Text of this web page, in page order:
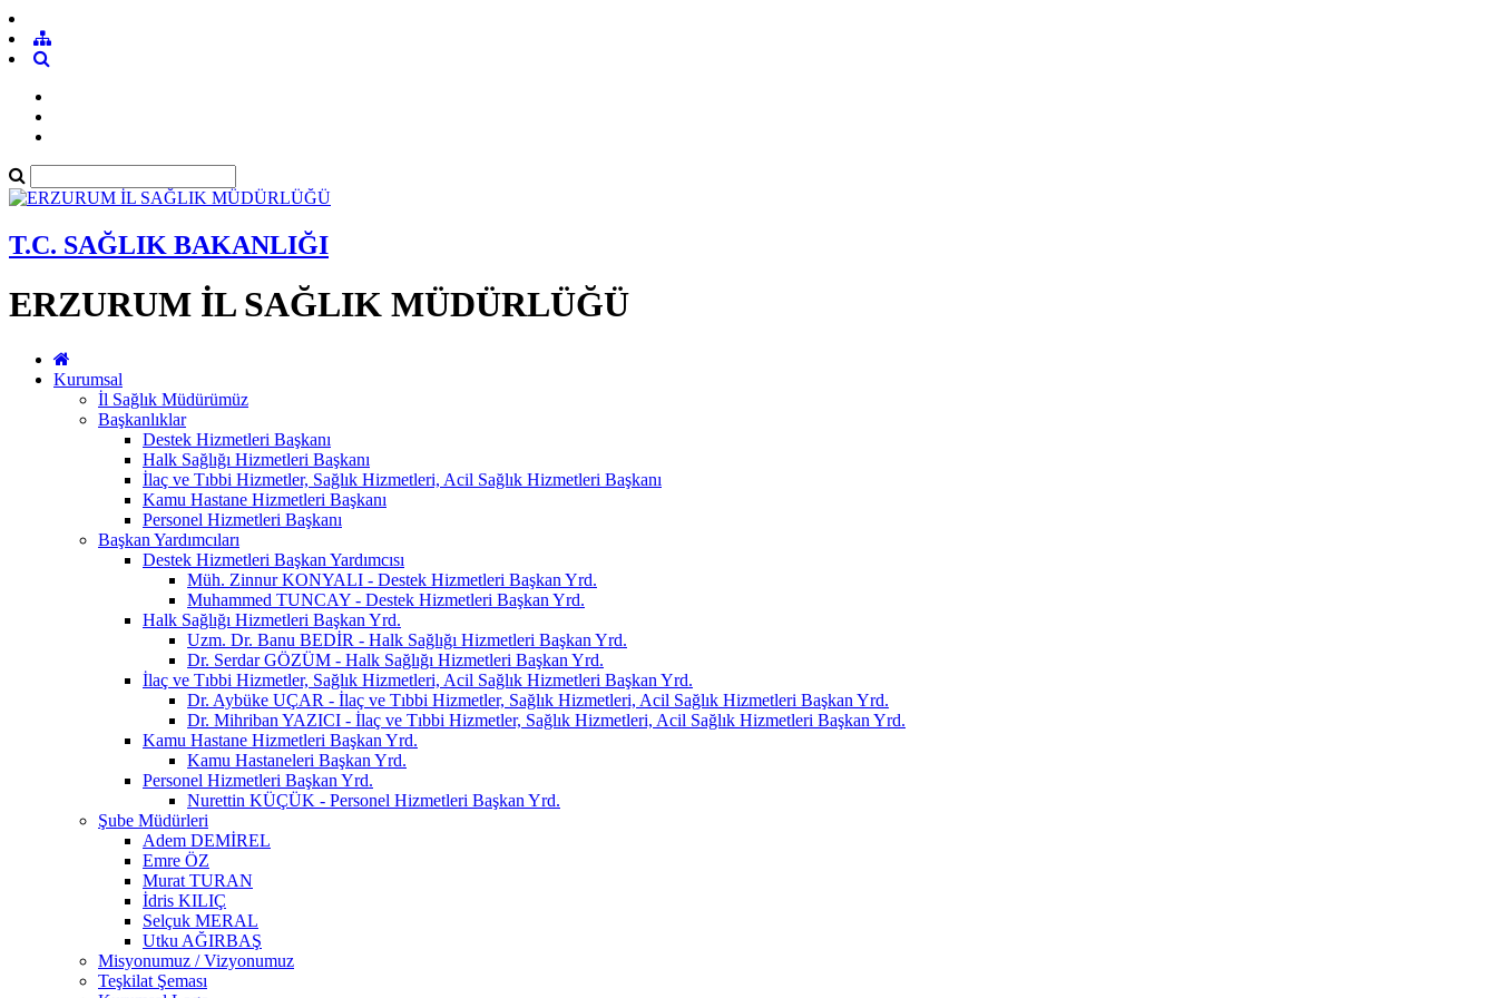
T.C. SAĞLIK BAKANLIĞI
ERZURUM İL SAĞLIK MÜDÜRLÜĞÜ
Kurumsal
İl Sağlık Müdürümüz
Başkanlıklar
Destek Hizmetleri Başkanı
Halk Sağlığı Hizmetleri Başkanı
İlaç ve Tıbbi Hizmetler, Sağlık Hizmetleri, Acil Sağlık Hizmetleri Başkanı
Kamu Hastane Hizmetleri Başkanı
Personel Hizmetleri Başkanı
Başkan Yardımcıları
Destek Hizmetleri Başkan Yardımcısı
Müh. Zinnur KONYALI - Destek Hizmetleri Başkan Yrd.
Muhammed TUNCAY - Destek Hizmetleri Başkan Yrd.
Halk Sağlığı Hizmetleri Başkan Yrd.
Uzm. Dr. Banu BEDİR - Halk Sağlığı Hizmetleri Başkan Yrd.
Dr. Serdar GÖZÜM - Halk Sağlığı Hizmetleri Başkan Yrd.
İlaç ve Tıbbi Hizmetler, Sağlık Hizmetleri, Acil Sağlık Hizmetleri Başkan Yrd.
Dr. Aybüke UÇAR - İlaç ve Tıbbi Hizmetler, Sağlık Hizmetleri, Acil Sağlık Hizmetleri Başkan Yrd.
Dr. Mihriban YAZICI - İlaç ve Tıbbi Hizmetler, Sağlık Hizmetleri, Acil Sağlık Hizmetleri Başkan Yrd.
Kamu Hastane Hizmetleri Başkan Yrd.
Kamu Hastaneleri Başkan Yrd.
Personel Hizmetleri Başkan Yrd.
Nurettin KÜÇÜK - Personel Hizmetleri Başkan Yrd.
Şube Müdürleri
Adem DEMİREL
Emre ÖZ
Murat TURAN
İdris KILIÇ
Selçuk MERAL
Utku AĞIRBAŞ
Misyonumuz / Vizyonumuz
Teşkilat Şeması